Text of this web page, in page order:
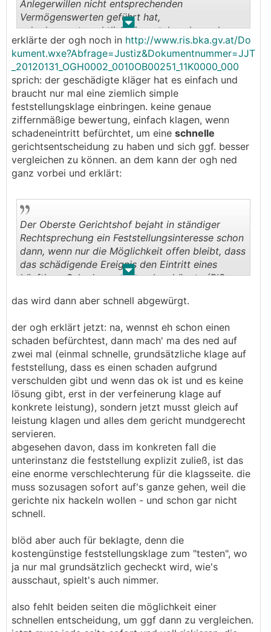
gegen den Berater zu verweigern (8 Ob 129/10v).
Dem Argument des Berufungsgerichts, es würde
dadurch eine Lage hergestellt, die vor der
Fehlberatung nie bestanden habe, ist
entgegenzuhalten, dass die Klägerin genau in
jenen Vermögensstand versetzt würde, in dem
sie sich nach den Feststellungen ohne die
strittige Beratung befunden hätte. Auf die Lage
des Ersatzpflichtigen, die sich durch den
Schadenersatz zwangsläufig verschlechtert,
kommt es nicht an.
2.2. Jede Feststellungsklage erfordert nach §
alsbaldigen gerichtlichen Feststellung eines
Rechtsverhältnisses oder Rechts und eine
tatsächliche Gefährdung der Rechtssphäre des
Klägers, diese Voraussetzung ist in jeder Lage
des Verfahrens von Amts wegen zu prüfen (RIS-
Justiz RS0039123). Der Oberste Gerichtshof
Feststellungsinteresse schon dann, wenn nur die
Möglichkeit offen bleibt, dass das schädigende
Ereignis den Eintritt eines künftigen Schadens
verursachen könnte (RIS-Justiz RS0038976;
RS0038865 ua; Fasching in Fasching/Konecny2 II
§ 228 Rz 55).
Das rechtliche Interesse an der begehrten
Feststellung wird hingegen dann verneint, wenn
dem Kläger entweder ein einfacherer Weg zur
Erreichung desselben Ziels zur Verfügung steht,
oder wenn er bereits die Möglichkeit hat,
weitergehenden Rechtsschutz zu erhalten
(„Subsidiarität der Feststellungsklage“).
Regelmäßig verneint wird das
Feststellungsinteresse, wenn der Kläger seinen
Anspruch bereits zur Gänze mit Leistungsklage
geltend machen kann, die Möglichkeit der
Leistungsklage verdrängt bei gleichem
Rechtsschutzeffekt die Feststellungsklage
(Rechberger/Klicka in Rechberger, ZPO³ § 228 Rz
10 mwN; RIS-Justiz RS0038849; RS0038817;
RS0039021; ua 9 Ob 85/09d; 8 Ob 132/10k; 5 Ob
246/10b; 6 Ob 9/11h; 3 Ob 49/12w; auch,
wenngleich mit Vorbehalt: 1 Ob 251/11k).
. .
Anlegerwillen nicht entsprechenden
Vermögenswerten geführt hat,
schadenersatzrechtlich einzustehen, kann der
Anleger jedenfalls dann Geldersatz verlangen,
wenn der Berater den Naturalersatz (Ersatz des
Erwerbspreises gegen Rückstellung der
erworbenen Werte) ablehnt oder Schadenersatz
überhaupt verweigert. Ist der rechnerische
Schaden nicht bezifferbar - etwa weil der
Anleger das Erworbene noch hat -, kann er ein
auf Feststellung der Geldersatzpflicht gerichtetes
Feststellungsbegehren erheben.
erklärte der ogh noch in http://www.ris.bka.gv.at/Do
kument.wxe?Abfrage=Justiz&Dokumentnummer=JJT
_20120131_OGH0002_0010OB00251_11K0000_000
sprich: der geschädigte kläger hat es einfach und
braucht nur mal eine ziemlich simple
feststellungsklage einbringen. keine genaue
ziffernmäßige bewertung, einfach klagen, wenn
schadeneintritt befürchtet, um eine schnelle
gerichtsentscheidung zu haben und sich ggf. besser
vergleichen zu können. an dem kann der ogh ned
ganz vorbei und erklärt:
. .
Der Oberste Gerichtshof bejaht in ständiger
Rechtsprechung ein Feststellungsinteresse schon
dann, wenn nur die Möglichkeit offen bleibt, dass
das schädigende Ereignis den Eintritt eines
künftigen Schadens verursachen könnte (RIS-
Fasching/Konecny2 II § 228 Rz 55).
das wird dann aber schnell abgewürgt.
der ogh erklärt jetzt: na, wennst eh schon einen
schaden befürchtest, dann mach' ma des ned auf
zwei mal (einmal schnelle, grundsätzliche klage auf
feststellung, dass es einen schaden aufgrund
verschulden gibt und wenn das ok ist und es keine
lösung gibt, erst in der verfeinerung klage auf
konkrete leistung), sondern jetzt musst gleich auf
leistung klagen und alles dem gericht mundgerecht
servieren.
abgesehen davon, dass im konkreten fall die
unterinstanz die feststellung explizit zuließ, ist das
eine enorme verschlechterung für die klagsseite. die
muss sozusagen sofort auf's ganze gehen, weil die
gerichte nix hackeln wollen - und schon gar nicht
schnell.
blöd aber auch für beklagte, denn die
kostengünstige feststellungsklage zum "testen", wo
ja nur mal grundsätzlich gecheckt wird, wie's
ausschaut, spielt's auch nimmer.
also fehlt beiden seiten die möglichkeit einer
schnellen entscheidung, um ggf dann zu vergleichen.